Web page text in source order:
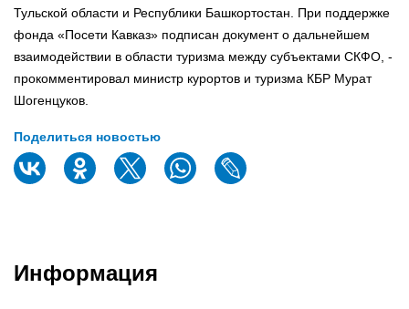
Тульской области и Республики Башкортостан. При поддержке
фонда «Посети Кавказ» подписан документ о дальнейшем
взаимодействии в области туризма между субъектами СКФО, -
прокомментировал министр курортов и туризма КБР Мурат
Шогенцуков.
Поделиться новостью
Информация